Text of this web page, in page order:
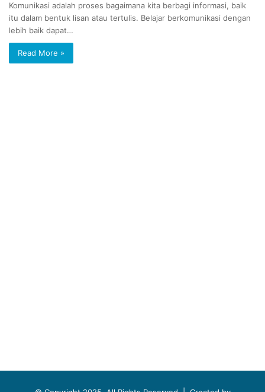
Komunikasi adalah proses bagaimana kita berbagi informasi, baik
itu dalam bentuk lisan atau tertulis. Belajar berkomunikasi dengan
lebih baik dapat…
Read More »